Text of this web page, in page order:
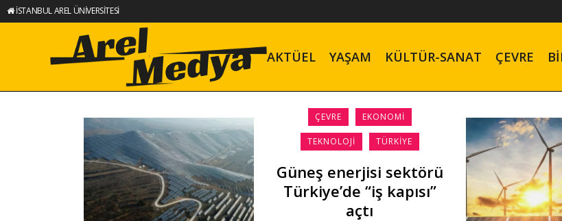
İSTANBUL AREL ÜNİVERSİTESİ
AKTÜEL YAŞAM KÜLTÜR-SANAT ÇEVRE
ÇEVRE EKONOMI
TEKNOLOJI TÜRKIYE
Güneş enerjisi sektörü
Türkiye’de “iş kapısı”
açtı